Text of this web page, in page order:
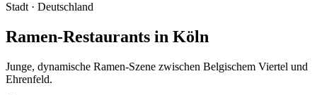
Stadt · Deutschland
Ramen-Restaurants in Köln
Junge, dynamische Ramen-Szene zwischen Belgischem Viertel und
Ehrenfeld.